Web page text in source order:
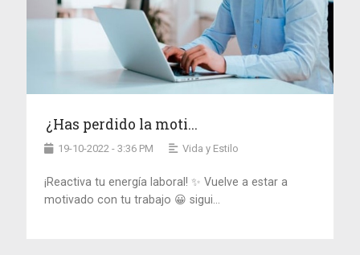
¿Has perdido la moti...
19-10-2022 - 3:36 PM Vida y Estilo
¡Reactiva tu energía laboral! ✨ Vuelve a estar a
motivado con tu trabajo 😀 sigui...